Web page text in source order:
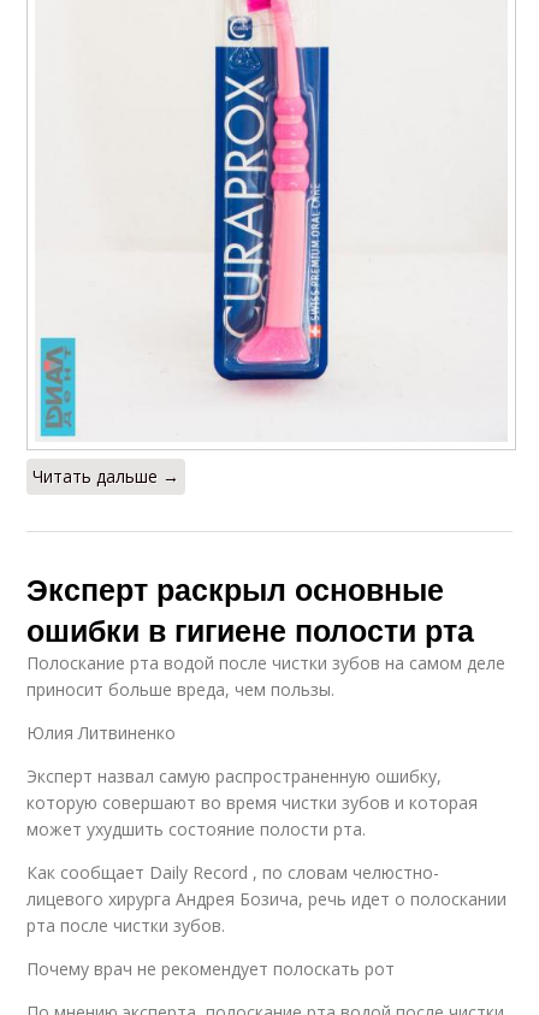
Читать дальше →
Эксперт раскрыл основные
ошибки в гигиене полости рта
Полоскание рта водой после чистки зубов на самом деле
приносит больше вреда, чем пользы.
Юлия Литвиненко
Эксперт назвал самую распространенную ошибку,
которую совершают во время чистки зубов и которая
может ухудшить состояние полости рта.
Как сообщает Daily Record , по словам челюстно-
лицевого хирурга Андрея Бозича, речь идет о полоскании
рта после чистки зубов.
Почему врач не рекомендует полоскать рот